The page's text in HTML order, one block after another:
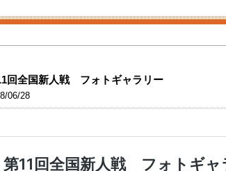
回全国新人戦 フォトギャラリー
06/28